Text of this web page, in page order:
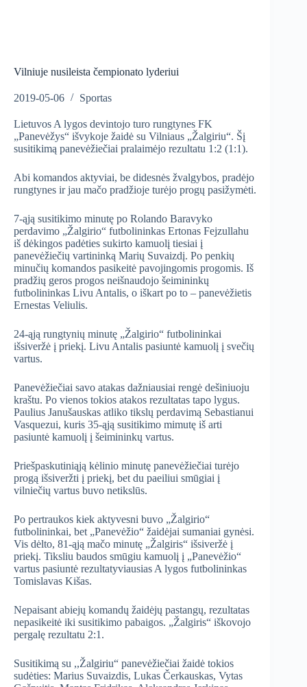
Vilniuje nusileista čempionato lyderiui
2019-05-06 Sportas
Lietuvos A lygos devintojo turo rungtynes FK
„Panevėžys“ išvykoje žaidė su Vilniaus „Žalgiriu“. Šį
susitikimą panevėžiečiai pralaimėjo rezultatu 1:2 (1:1).
Abi komandos aktyviai, be didesnės žvalgybos, pradėjo
rungtynes ir jau mačo pradžioje turėjo progų pasižymėti.
7-ąją susitikimo minutę po Rolando Baravyko
perdavimo „Žalgirio“ futbolininkas Ertonas Fejzullahu
iš dėkingos padėties sukirto kamuolį tiesiai į
panevėžiečių vartininką Marių Suvaizdį. Po penkių
minučių komandos pasikeitė pavojingomis progomis. Iš
pradžių geros progos neišnaudojo šeimininkų
futbolininkas Livu Antalis, o iškart po to – panevėžietis
Ernestas Veliulis.
24-ąją rungtynių minutę „Žalgirio“ futbolininkai
išsiveržė į priekį. Livu Antalis pasiuntė kamuolį į svečių
vartus.
Panevėžiečiai savo atakas dažniausiai rengė dešiniuoju
kraštu. Po vienos tokios atakos rezultatas tapo lygus.
Paulius Janušauskas atliko tikslų perdavimą Sebastianui
Vasquezui, kuris 35-ąją susitikimo mimutę iš arti
pasiuntė kamuolį į šeimininkų vartus.
Priešpaskutiniąją kėlinio minutę panevėžiečiai turėjo
progą išsiveržti į priekį, bet du paeiliui smūgiai į
vilniečių vartus buvo netikslūs.
Po pertraukos kiek aktyvesni buvo „Žalgirio“
futbolininkai, bet „Panevėžio“ žaidėjai sumaniai gynėsi.
Vis dėlto, 81-ąją mačo minutę „Žalgiris“ išsiveržė į
priekį. Tiksliu baudos smūgiu kamuolį į „Panevėžio“
vartus pasiuntė rezultatyviausias A lygos futbolininkas
Tomislavas Kišas.
Nepaisant abiejų komandų žaidėjų pastangų, rezultatas
nepasikeitė iki susitikimo pabaigos. „Žalgiris“ iškovojo
pergalę rezultatu 2:1.
Susitikimą su ,,Žalgiriu“ panevėžiečiai žaidė tokios
sudėties: Marius Suvaizdis, Lukas Čerkauskas, Vytas